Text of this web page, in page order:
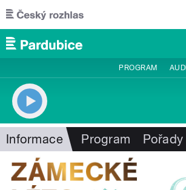
Přejít k hlavnímu obsahu
PROGRAM
Informace Program Pořady